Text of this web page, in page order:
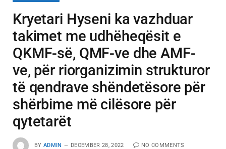
Kryetari Hyseni ka vazhduar
takimet me udhëheqësit e
QKMF-së, QMF-ve dhe AMF-
ve, për riorganizimin strukturor
të qendrave shëndetësore për
shërbime më cilësore për
qytetarët
BY ADMIN DECEMBER 28, 2022 NO COMMENTS